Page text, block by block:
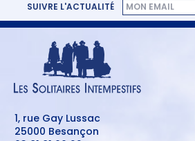
SUIVRE L'ACTUALITÉ
1, rue Gay Lussac
25000 Besançon